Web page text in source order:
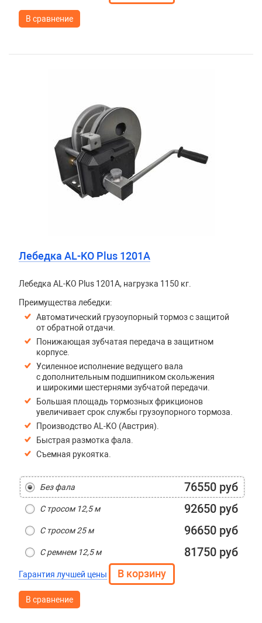
В сравнение
Лебедка AL-KO Plus 1201A
Лебедка AL-KO Plus 1201A, нагрузка 1150 кг.
Преимущества лебедки:
Автоматический грузоупорный тормоз с защитой
от обратной отдачи.
Понижающая зубчатая передача в защитном
корпусе.
Усиленное исполнение ведущего вала
с дополнительным подшипником скольжения
и широкими шестернями зубчатой передачи.
Большая площадь тормозных фрикционов
увеличивает срок службы грузоупорного тормоза.
Производство AL-KO (Австрия).
Быстрая размотка фала.
Съемная рукоятка.
Без фала 76550 руб
С тросом 12,5 м 92650 руб
С тросом 25 м 96650 руб
С ремнем 12,5 м 81750 руб
Гарантия лучшей цены
В сравнение